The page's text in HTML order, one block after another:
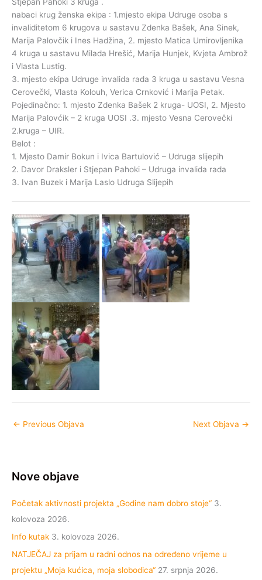
Stjepan Pahoki 3 kruga .
nabaci krug ženska ekipa : 1.mjesto ekipa Udruge osoba s
invaliditetom 6 krugova u sastavu Zdenka Bašek, Ana Sinek,
Marija Palovčik i Ines Hadžina, 2. mjesto Matica Umirovljenika
4 kruga u sastavu Milada Hrešić, Marija Hunjek, Kvjeta Ambrož
i Vlasta Lustig.
3. mjesto ekipa Udruge invalida rada 3 kruga u sastavu Vesna
Cerovečki, Vlasta Kolouh, Verica Crnković i Marija Petak.
Pojedinačno: 1. mjesto Zdenka Bašek 2 kruga- UOSI, 2. Mjesto
Marija Palovćik – 2 kruga UOSI .3. mjesto Vesna Cerovečki
2.kruga – UIR.
Belot :
1. Mjesto Damir Bokun i Ivica Bartulović – Udruga slijepih
2. Davor Draksler i Stjepan Pahoki – Udruga invalida rada
3. Ivan Buzek i Marija Laslo Udruga Slijepih
← Previous Objava Next Objava →
Nove objave
Početak aktivnosti projekta „Godine nam dobro stoje“ 3.
kolovoza 2026.
Info kutak 3. kolovoza 2026.
NATJEČAJ za prijam u radni odnos na određeno vrijeme u
projektu „Moja kućica, moja slobodica“ 27. srpnja 2026.